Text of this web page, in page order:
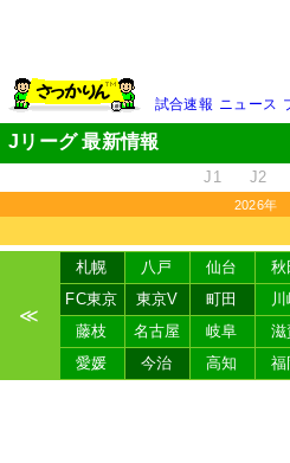
試合速報 ニュース
Jリーグ 最新情報
J1 J2
2026年
≪
札幌 八戸 仙台 秋
FC東京
東京V 町田
藤枝
名古屋 岐阜 滋
愛媛
今治 高知 福